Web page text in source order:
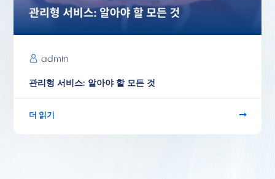
admin
관리형 서비스: 알아야 할 모든 것
더 읽기